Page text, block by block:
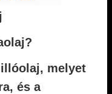
melyet
és a